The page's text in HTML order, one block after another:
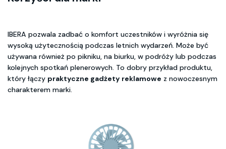
IBERA pozwala zadbać o komfort uczestników i wyróżnia się
wysoką użytecznością podczas letnich wydarzeń. Może być
używana również po pikniku, na biurku, w podróży lub podczas
kolejnych spotkań plenerowych. To dobry przykład produktu,
który łączy praktyczne gadżety reklamowe z nowoczesnym
charakterem marki.